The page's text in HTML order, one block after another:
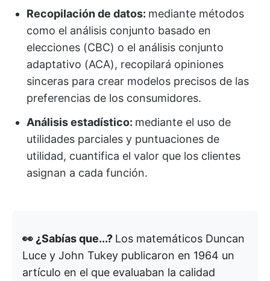
Recopilación de datos: mediante métodos
como el análisis conjunto basado en
elecciones (CBC) o el análisis conjunto
adaptativo (ACA), recopilará opiniones
sinceras para crear modelos precisos de las
preferencias de los consumidores.
Análisis estadístico: mediante el uso de
utilidades parciales y puntuaciones de
utilidad, cuantifica el valor que los clientes
asignan a cada función.
👀 ¿Sabías que...? Los matemáticos Duncan
Luce y John Tukey publicaron en 1964 un
artículo en el que evaluaban la calidad